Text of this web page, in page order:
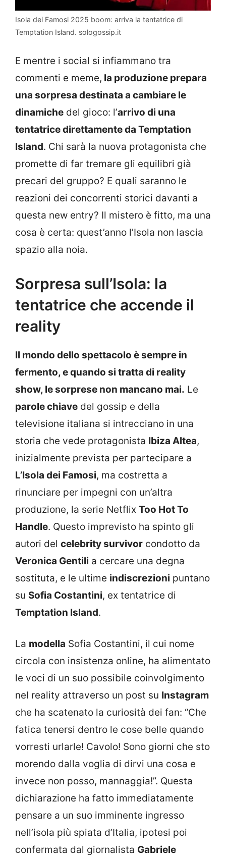
Isola dei Famosi 2025 boom: arriva la tentatrice di
Temptation Island. sologossip.it
E mentre i social si infiammano tra
commenti e meme, la produzione prepara
una sorpresa destinata a cambiare le
dinamiche del gioco: l’arrivo di una
tentatrice direttamente da Temptation
Island. Chi sarà la nuova protagonista che
promette di far tremare gli equilibri già
precari del gruppo? E quali saranno le
reazioni dei concorrenti storici davanti a
questa new entry? Il mistero è fitto, ma una
cosa è certa: quest’anno l’Isola non lascia
spazio alla noia.
Sorpresa sull’Isola: la
tentatrice che accende il
reality
Il mondo dello spettacolo è sempre in
fermento, e quando si tratta di reality
show, le sorprese non mancano mai. Le
parole chiave del gossip e della
televisione italiana si intrecciano in una
storia che vede protagonista Ibiza Altea,
inizialmente prevista per partecipare a
L’Isola dei Famosi, ma costretta a
rinunciare per impegni con un’altra
produzione, la serie Netflix Too Hot To
Handle. Questo imprevisto ha spinto gli
autori del celebrity survivor condotto da
Veronica Gentili a cercare una degna
sostituta, e le ultime indiscrezioni puntano
su Sofia Costantini, ex tentatrice di
Temptation Island.
La modella Sofia Costantini, il cui nome
circola con insistenza online, ha alimentato
le voci di un suo possibile coinvolgimento
nel reality attraverso un post su Instagram
che ha scatenato la curiosità dei fan: “Che
fatica tenersi dentro le cose belle quando
vorresti urlarle! Cavolo! Sono giorni che sto
morendo dalla voglia di dirvi una cosa e
invece non posso, mannaggia!”. Questa
dichiarazione ha fatto immediatamente
pensare a un suo imminente ingresso
nell’isola più spiata d’Italia, ipotesi poi
confermata dal giornalista Gabriele